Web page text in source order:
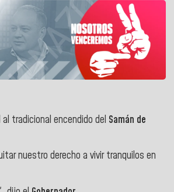
tradicional encendido del Samán de
nuestro derecho a vivir tranquilos en